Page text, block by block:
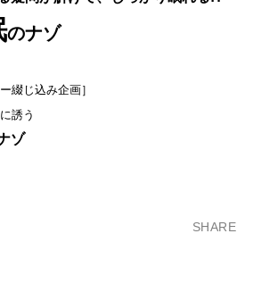
のナゾ
綴じ込み企画］
誘う
ゾ
SHARE